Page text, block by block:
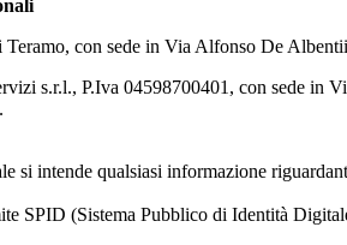
con sede in Via Alfonso De
s.r.l., P.Iva 04598700401, con sede in
.
si intende qualsiasi informazione
SPID (Sistema Pubblico di Identità